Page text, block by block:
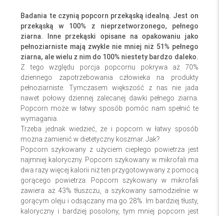
Badania te czynią popcorn przekąską idealną. Jest on
przekąską w 100% z nieprzetworzonego, pełnego
ziarna. Inne przekąski opisane na opakowaniu jako
pełnoziarniste mają zwykle nie mniej niż 51% pełnego
ziarna, ale wielu z nim do 100% niestety bardzo daleko.
Z tego względu porcja popcornu pokrywa aż 70%
dziennego zapotrzebowania człowieka na produkty
pełnoziarniste. Tymczasem większość z nas nie jada
nawet połowy dziennej zalecanej dawki pełnego ziarna.
Popcorn może w łatwy sposób pomóc nam spełnić te
wymagania.
Trzeba jednak wiedzieć, że i popcorn w łatwy sposób
można zamienić w dietetyczny koszmar. Jak?
Popcorn szykowany z użyciem ciepłego powietrza jest
najmniej kaloryczny. Popcorn szykowany w mikrofali ma
dwa razy więcej kalorii niż ten przygotowywany z pomocą
gorącego powietrza. Popcorn szykowany w mikrofali
zawiera aż 43% tłuszczu, a szykowany samodzielnie w
gorącym oleju i odsączany ma go 28%. Im bardziej tłusty,
kaloryczny i bardziej posolony, tym mniej popcorn jest